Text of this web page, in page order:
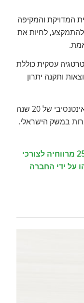
המדויקת והמקיפה
לחיות את
עסקית כוללת
ותקנה יתרון
לצוות המקצועי של GONOGO ניסיון אינטנסיבי של 20 שנה
במשק הישראלי.
GONOGO מפרישה באופן קבוע 25% מרווחיה לצורכי
על ידי החברה